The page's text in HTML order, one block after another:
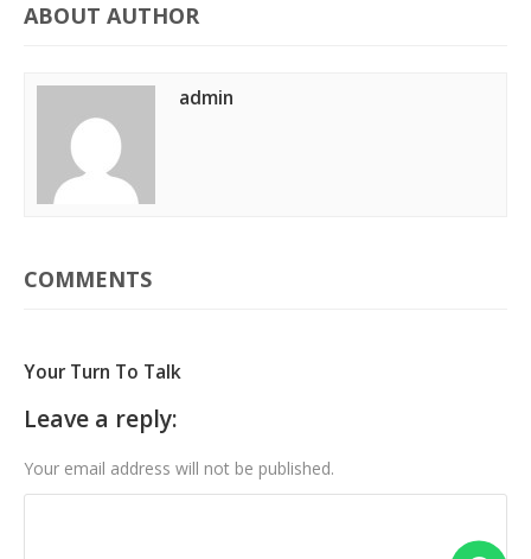
ABOUT AUTHOR
admin
COMMENTS
Your Turn To Talk
Leave a reply:
Your email address will not be published.